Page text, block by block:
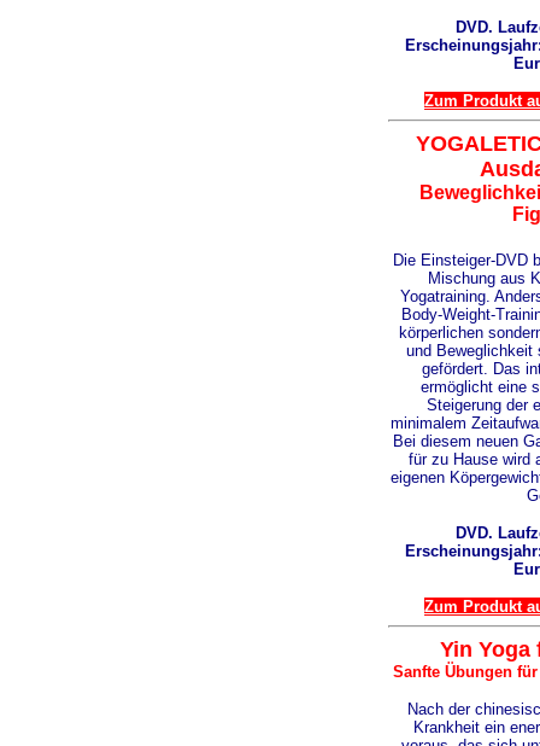
DVD.
Zum Produkt
Die Einsteiger-DVD
Mischung aus
Yogatraining.
Body-Weight-
körperlichen
und Beweglichkeit
gefördert. Das
ermöglicht eine
Steigerung der
minimalem
Bei diesem neuen
für zu Hause wird
eigenen
DVD.
Zum Produkt
Yin Yoga
Sanfte Übungen
Nach der
Krankheit ein